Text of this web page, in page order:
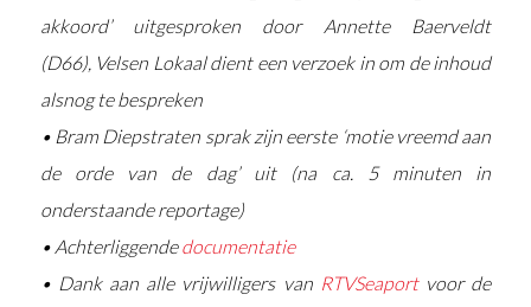
akkoord’ uitgesproken door Annette Baerveldt
(D66), Velsen Lokaal dient een verzoek in om de inhoud
alsnog te bespreken
• Bram Diepstraten sprak zijn eerste ‘motie vreemd aan
de orde van de dag’ uit (na ca. 5 minuten in
onderstaande reportage)
• Achterliggendedocumentatie
• Dank aan alle vrijwilligers van RTVSeaportvoor de